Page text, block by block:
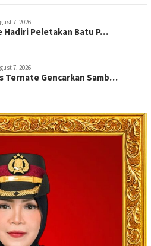
7, 2026
Hadiri Peletakan Batu P…
7, 2026
Ternate Gencarkan Samb…